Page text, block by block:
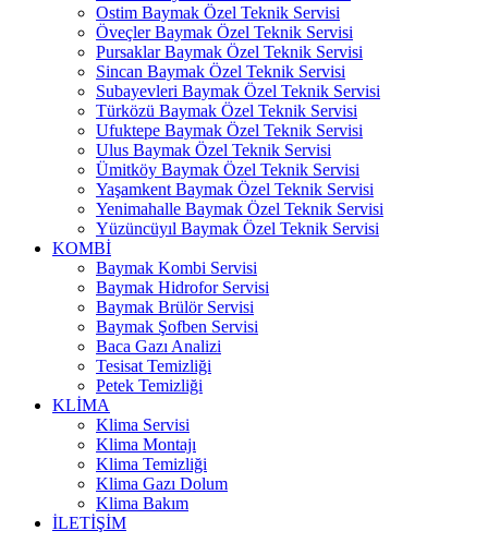
Ostim Baymak Özel Teknik Servisi
Öveçler Baymak Özel Teknik Servisi
Pursaklar Baymak Özel Teknik Servisi
Sincan Baymak Özel Teknik Servisi
Subayevleri Baymak Özel Teknik Servisi
Türközü Baymak Özel Teknik Servisi
Ufuktepe Baymak Özel Teknik Servisi
Ulus Baymak Özel Teknik Servisi
Ümitköy Baymak Özel Teknik Servisi
Yaşamkent Baymak Özel Teknik Servisi
Yenimahalle Baymak Özel Teknik Servisi
Yüzüncüyıl Baymak Özel Teknik Servisi
KOMBİ
Baymak Kombi Servisi
Baymak Hidrofor Servisi
Baymak Brülör Servisi
Baymak Şofben Servisi
Baca Gazı Analizi
Tesisat Temizliği
Petek Temizliği
KLİMA
Klima Servisi
Klima Montajı
Klima Temizliği
Klima Gazı Dolum
Klima Bakım
İLETİŞİM